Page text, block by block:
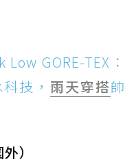
GORE-TEX：
技， 雨天穿搭帥
）